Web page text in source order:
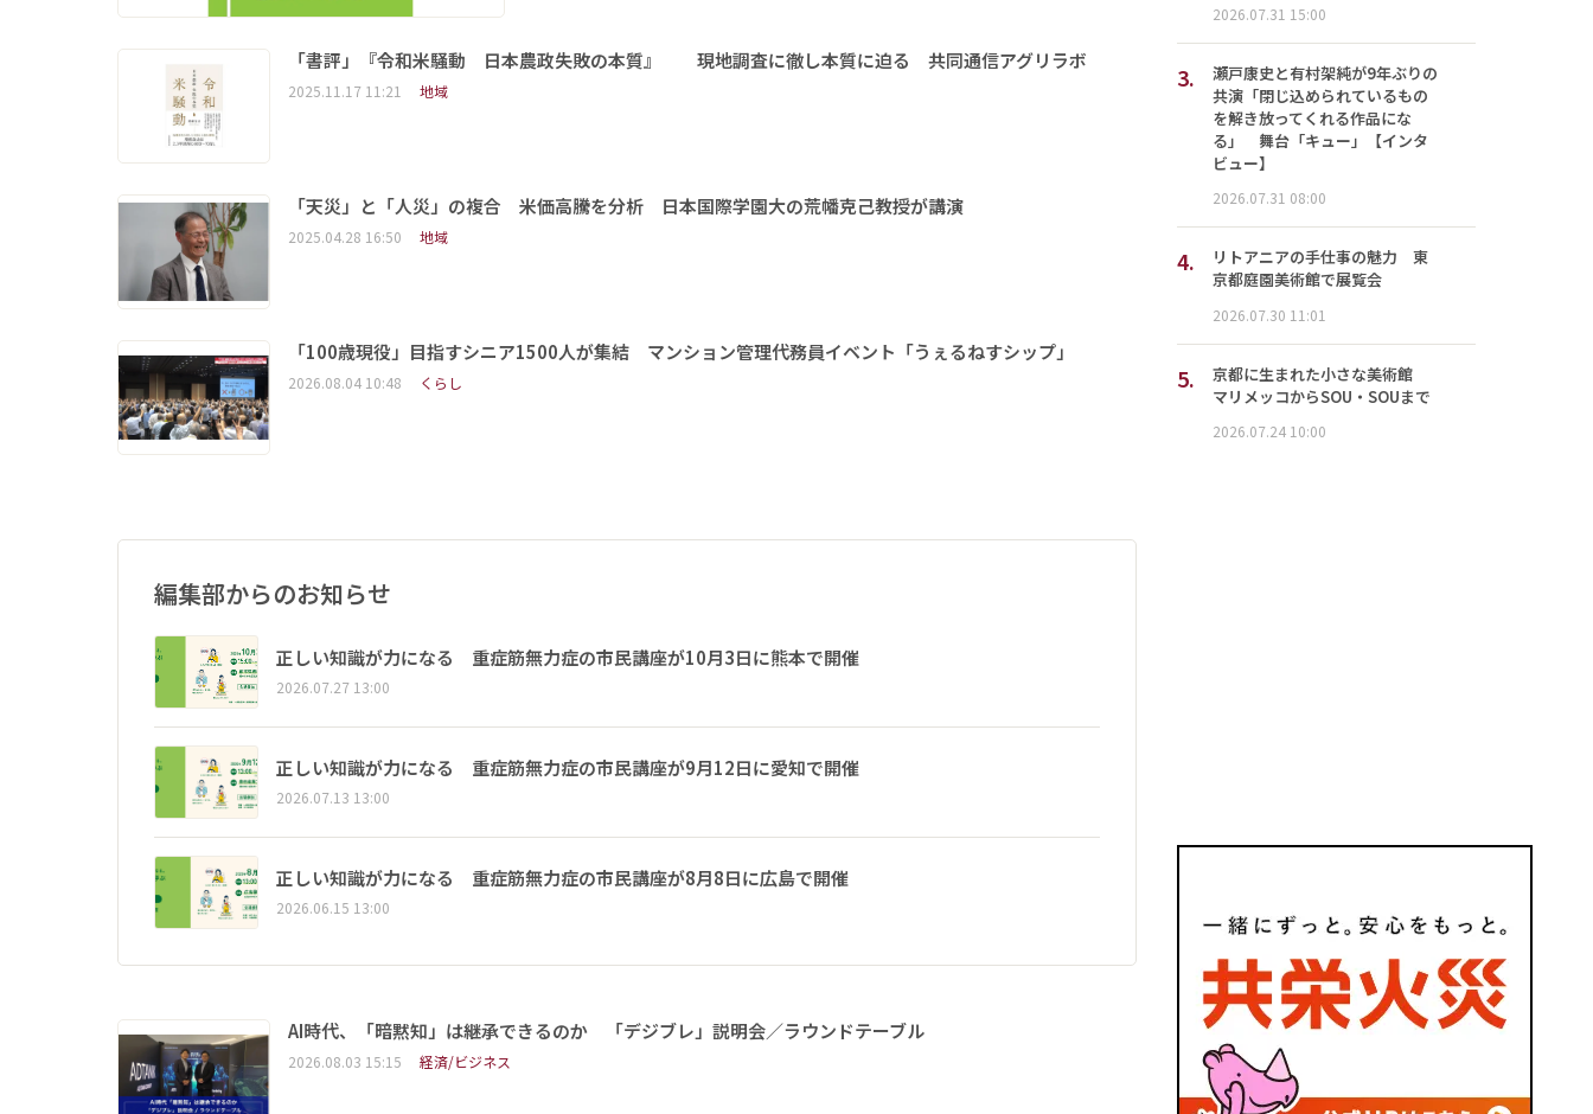
「書評」『令和米騒動 日本農政失敗の本質』 現地調査に徹し本質に迫る 共同通信アグリラボ
2025.11.17 11:21 地域
「天災」と「人災」の複合 米価高騰を分析 日本国際学園大の荒幡克己教授が講演
2025.04.28 16:50 地域
「100歳現役」目指すシニア1500人が集結 マンション管理代務員イベント「うぇるねすシップ」
2026.08.04 10:48 くらし
編集部からのお知らせ
正しい知識が力になる 重症筋無力症の市民講座が10月3日に熊本で開催
2026.07.27 13:00
正しい知識が力になる 重症筋無力症の市民講座が9月12日に愛知で開催
2026.07.13 13:00
正しい知識が力になる 重症筋無力症の市民講座が8月8日に広島で開催
2026.06.15 13:00
AI時代、「暗黙知」は継承できるのか 「デジブレ」説明会／ラウンドテーブル
2026.08.03 15:15 経済/ビジネス
2026.07.31 15:00
3.
瀬戸康史と有村架純が9年ぶりの
共演「閉じ込められているもの
を解き放ってくれる作品にな
る」 舞台「キュー」【インタ
ビュー】
2026.07.31 08:00
4.
リトアニアの手仕事の魅力 東
京都庭園美術館で展覧会
2026.07.30 11:01
5.
京都に生まれた小さな美術館
マリメッコからSOU・SOUまで
2026.07.24 10:00